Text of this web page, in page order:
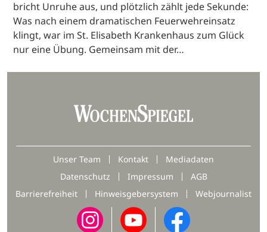
bricht Unruhe aus, und plötzlich zählt jede Sekunde:
Was nach einem dramatischen Feuerwehreinsatz
klingt, war im St. Elisabeth Krankenhaus zum Glück
nur eine Übung. Gemeinsam mit der…
Unser Team Kontakt
Mediadaten
Datenschutz
Impressum
AGB
Barrierefreiheit
Hinweisgebersystem Webjournalist